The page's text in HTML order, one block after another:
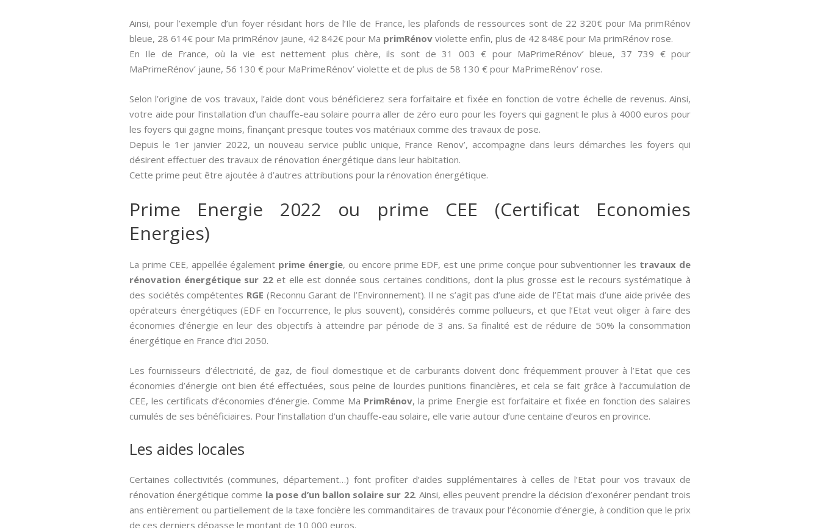
Ainsi, pour l’exemple d’un foyer résidant hors de l’Ile de France, les plafonds de ressources sont de 22 320€ pour Ma primRénov
bleue, 28 614€ pour Ma primRénov jaune, 42 842€ pour Ma primRénov violette enfin, plus de 42 848€ pour Ma primRénov rose.
En Ile de France, où la vie est nettement plus chère, ils sont de 31 003 € pour MaPrimeRénov’ bleue, 37 739 € pour
MaPrimeRénov’ jaune, 56 130 € pour MaPrimeRénov’ violette et de plus de 58 130 € pour MaPrimeRénov’ rose.
Selon l’origine de vos travaux, l’aide dont vous bénéficierez sera forfaitaire et fixée en fonction de votre échelle de revenus. Ainsi,
votre aide pour l’installation d’un chauffe-eau solaire pourra aller de zéro euro pour les foyers qui gagnent le plus à 4000 euros pour
les foyers qui gagne moins, finançant presque toutes vos matériaux comme des travaux de pose.
Depuis le 1er janvier 2022, un nouveau service public unique, France Renov’, accompagne dans leurs démarches les foyers qui
désirent effectuer des travaux de rénovation énergétique dans leur habitation.
Cette prime peut être ajoutée à d’autres attributions pour la rénovation énergétique.
Prime Energie 2022 ou prime CEE (Certificat Economies
Energies)
La prime CEE, appellée également prime énergie, ou encore prime EDF, est une prime conçue pour subventionner les travaux de
rénovation énergétique sur 22et elle est donnée sous certaines conditions, dont la plus grosse est le recours systématique à
des sociétés compétentes RGE (Reconnu Garant de l’Environnement). Il ne s’agit pas d’une aide de l’Etat mais d’une aide privée des
opérateurs énergétiques (EDF en l’occurrence, le plus souvent), considérés comme pollueurs, et que l’Etat veut oliger à faire des
économies d’énergie en leur des objectifs à atteindre par période de 3 ans. Sa finalité est de réduire de 50% la consommation
énergétique en France d’ici 2050.
Les fournisseurs d’électricité, de gaz, de fioul domestique et de carburants doivent donc fréquemment prouver à l’Etat que ces
économies d’énergie ont bien été effectuées, sous peine de lourdes punitions financières, et cela se fait grâce à l’accumulation de
CEE, les certificats d’économies d’énergie. Comme Ma PrimRénov, la prime Energie est forfaitaire et fixée en fonction des salaires
cumulés de ses bénéficiaires. Pour l’installation d’un chauffe-eau solaire, elle varie autour d’une centaine d’euros en province.
Les aides locales
Certaines collectivités (communes, département…) font profiter d’aides supplémentaires à celles de l’Etat pour vos travaux de
rénovation énergétique comme la pose d’un ballon solaire sur 22. Ainsi, elles peuvent prendre la décision d’exonérer pendant trois
ans entièrement ou partiellement de la taxe foncière les commanditaires de travaux pour l’économie d’énergie, à condition que le prix
de ces derniers dépasse le montant de 10 000 euros.